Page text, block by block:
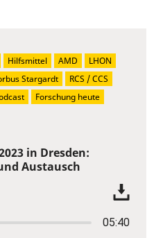
in Dresden:
Austausch
05:40
Hilfsmittel AMD
LHON
Stargardt
RCS / CCS
Forschung heute